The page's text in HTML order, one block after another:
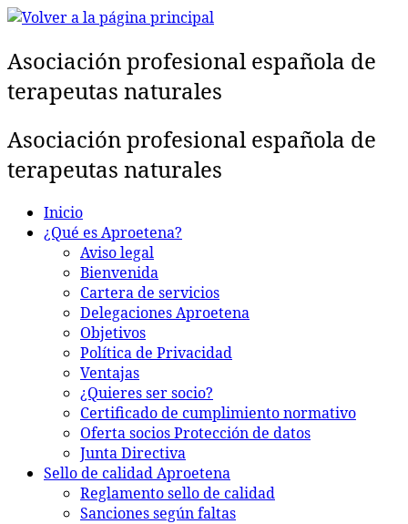
Saltar
contenido
Asociación profesional española de
terapeutas naturales
Asociación profesional española de
terapeutas naturales
Inicio
¿Qué es Aproetena?
Aviso legal
Bienvenida
Cartera de servicios
Delegaciones Aproetena
Objetivos
Política de Privacidad
Ventajas
¿Quieres ser socio?
Certificado de cumplimiento normativo
Oferta socios Protección de datos
Junta Directiva
Sello de calidad Aproetena
Reglamento sello de calidad
Sanciones según faltas